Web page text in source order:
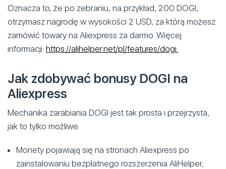
Oznacza to, że po zebraniu, na przykład, 200 DOGI,
otrzymasz nagrodę w wysokości 2 USD, za którą możesz
zamówić towary na Aliexpress za darmo. Więcej
informacji: https://alihelper.net/pl/features/dogi.
Jak zdobywać bonusy DOGI na
Aliexpress
Mechanika zarabiania DOGI jest tak prosta i przejrzysta,
jak to tylko możliwe:
Monety pojawiają się na stronach Aliexpress po
zainstalowaniu bezpłatnego rozszerzenia AliHelper;